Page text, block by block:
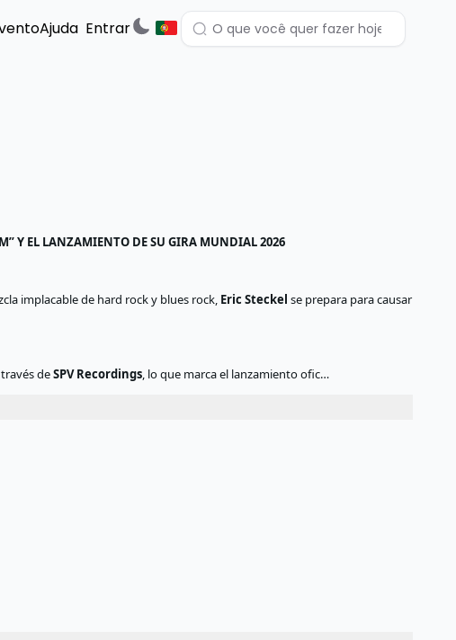
Ajuda Entrar
Y EL LANZAMIENTO DE SU GIRA MUNDIAL 2026
implacable de hard rock y blues rock, Eric Steckel se prepara para causar
deSPV Recordings, lo que marca el lanzamiento ofic…